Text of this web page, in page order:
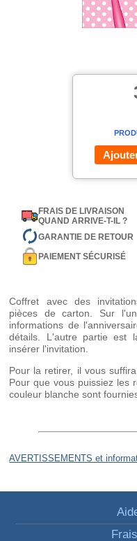
FRAIS DE LIVRAISON
QUAND ARRIVE-T-IL ?
GARANTIE DE RETOUR
PAIEMENT SÉCURISÉ
Coffret avec des
pièces de carton. Sur
informations de
détails. L'autre partie est
insérer l'invitation.
Pour la retirer, il vous
Pour que vous puissiez les
couleur blanche sont
AVERTISSEMENTS et